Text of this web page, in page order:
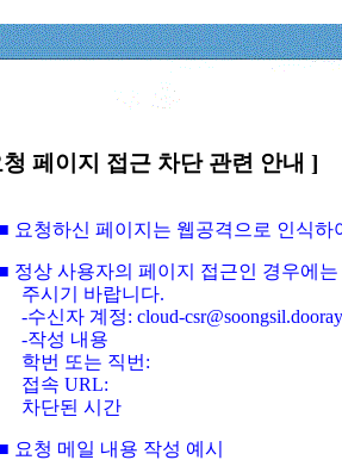
페이지 접근 차단 관련 안내 ]
■ 요청하신 페이지는 웹공격으로 인식하
■ 정상 사용자의 페이지 접근인 경우에
주시기 바랍니다.
-수신자 계정: cloud-
-작성 내용
학번 또는 직번:
접속 URL:
차단된 시간
■ 요청 메일 내용 작성 예시